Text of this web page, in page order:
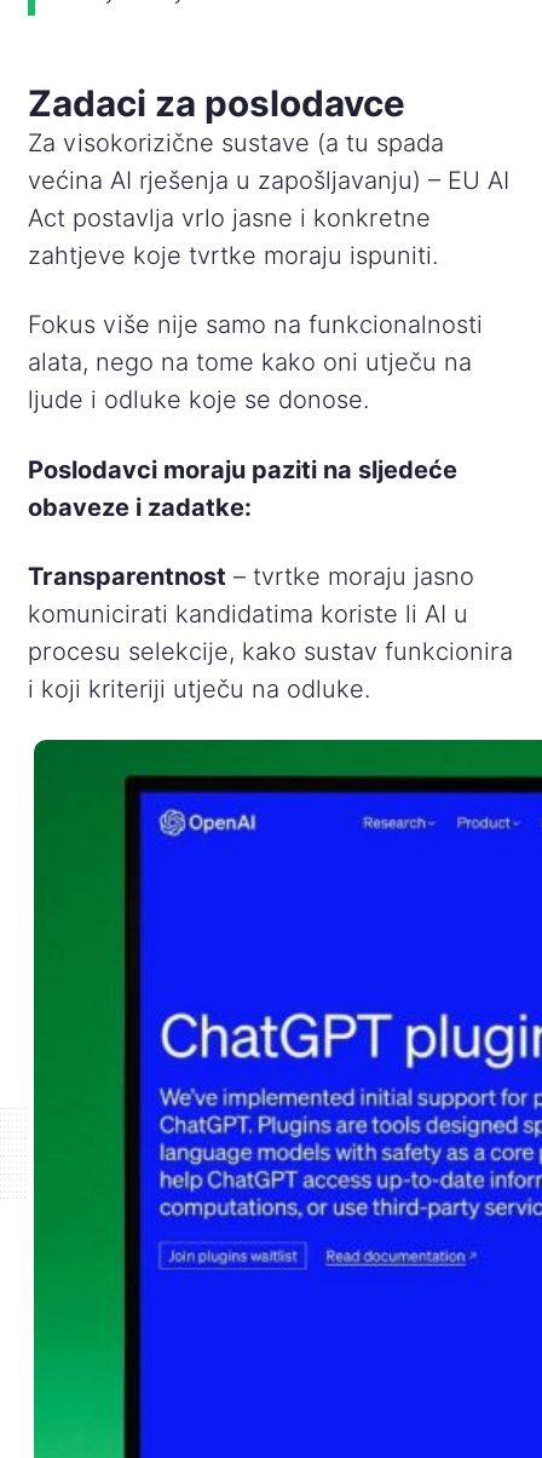
Zadaci za poslodavce
Za visokorizične sustave (a tu spada
većina AI rješenja u zapošljavanju) – EU AI
Act postavlja vrlo jasne i konkretne
zahtjeve koje tvrtke moraju ispuniti.
Fokus više nije samo na funkcionalnosti
alata, nego na tome kako oni utječu na
ljude i odluke koje se donose.
Poslodavci moraju paziti na sljedeće
obaveze i zadatke:
Transparentnost – tvrtke moraju jasno
komunicirati kandidatima koriste li AI u
procesu selekcije, kako sustav funkcionira
i koji kriteriji utječu na odluke.